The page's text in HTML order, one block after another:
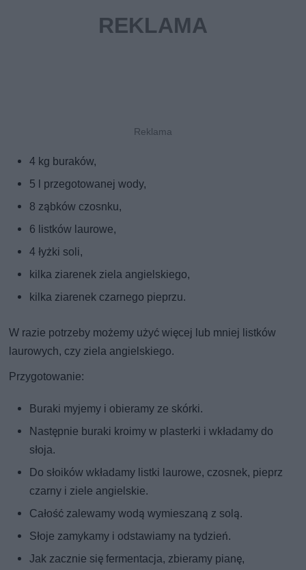
4 kg buraków,
5 l przegotowanej wody,
8 ząbków czosnku,
6 listków laurowe,
4 łyżki soli,
kilka ziarenek ziela angielskiego,
kilka ziarenek czarnego pieprzu.
W razie potrzeby możemy użyć więcej lub mniej listków
laurowych, czy ziela angielskiego.
Przygotowanie:
Buraki myjemy i obieramy ze skórki.
Następnie buraki kroimy w plasterki i wkładamy do
słoja.
Do słoików wkładamy listki laurowe, czosnek, pieprz
czarny i ziele angielskie.
Całość zalewamy wodą wymieszaną z solą.
Słoje zamykamy i odstawiamy na tydzień.
Jak zacznie się fermentacja, zbieramy pianę,